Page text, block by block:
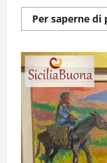
Per saperne di